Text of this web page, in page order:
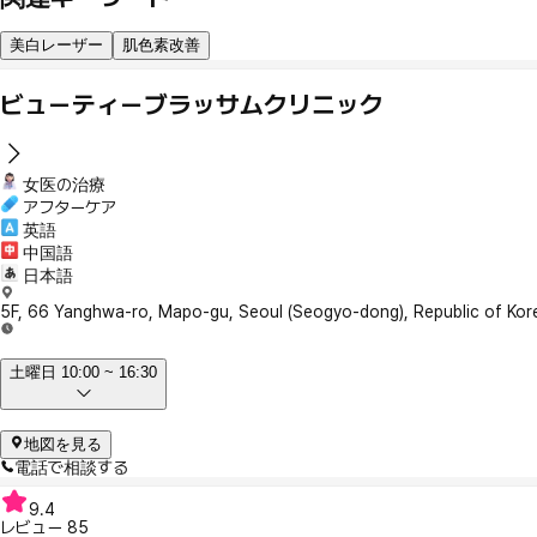
美白レーザー 肌色素改善
ビューティーブラッサムクリニック
女医の治療
アフターケア
英語
中国語
日本語
5F, 66 Yanghwa-ro, Mapo-gu, Seoul (Seogyo-dong), Republic of
土曜日 10:00 ~ 16:30
地図を見る
電話で相談する
9.4
レビュー 85